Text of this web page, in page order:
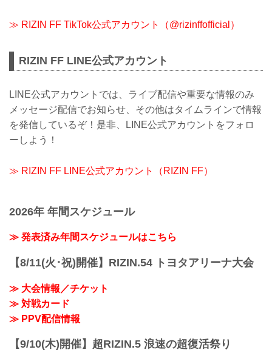
≫ RIZIN FF TikTok公式アカウント（@rizinffofficial）
RIZIN FF LINE公式アカウント
LINE公式アカウントでは、ライブ配信や重要な情報のみ
メッセージ配信でお知らせ、その他はタイムラインで情報
を発信しているぞ！是非、LINE公式アカウントをフォロ
ーしよう！
≫ RIZIN FF LINE公式アカウント（RIZIN FF）
2026年 年間スケジュール
≫ 発表済み年間スケジュールはこちら
【8/11(火･祝)開催】RIZIN.54 トヨタアリーナ大会
≫ 大会情報／チケット
≫ 対戦カード
≫ PPV配信情報
【9/10(木)開催】超RIZIN.5 浪速の超復活祭り